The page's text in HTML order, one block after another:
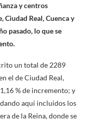
y centros
Ciudad Real, Cuenca y
pasado, lo que se
un total de 2289
el de Ciudad Real,
% de incremento; y
aquí incluidos los
de la Reina, donde se